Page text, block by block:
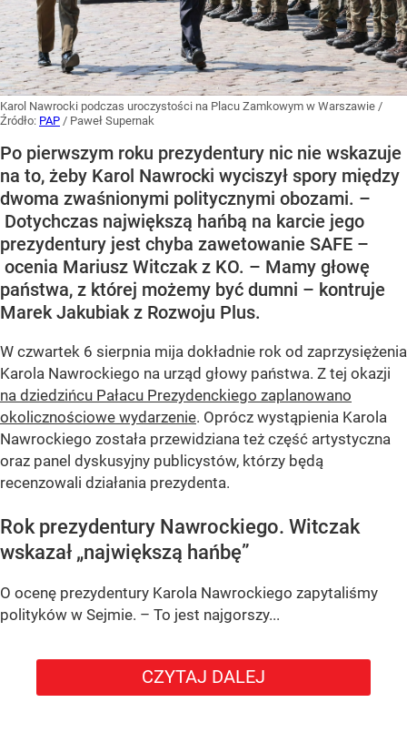
Karol Nawrocki podczas uroczystości na Placu Zamkowym w Warszawie /
Źródło: PAP / Paweł Supernak
Po pierwszym roku prezydentury nic nie wskazuje
na to, żeby Karol Nawrocki wyciszył spory między
dwoma zwaśnionymi politycznymi obozami. –
Dotychczas największą hańbą na karcie jego
prezydentury jest chyba zawetowanie SAFE –
ocenia Mariusz Witczak z KO. – Mamy głowę
państwa, z której możemy być dumni – kontruje
Marek Jakubiak z Rozwoju Plus.
W czwartek 6 sierpnia mija dokładnie rok od zaprzysiężenia
Karola Nawrockiego na urząd głowy państwa. Z tej okazji
na dziedzińcu Pałacu Prezydenckiego zaplanowano
okolicznościowe wydarzenie. Oprócz wystąpienia Karola
Nawrockiego została przewidziana też część artystyczna
oraz panel dyskusyjny publicystów, którzy będą
recenzowali działania prezydenta.
Rok prezydentury Nawrockiego. Witczak
wskazał „największą hańbę”
O ocenę prezydentury Karola Nawrockiego zapytaliśmy
polityków w Sejmie. – To jest najgorszy...
CZYTAJ DALEJ